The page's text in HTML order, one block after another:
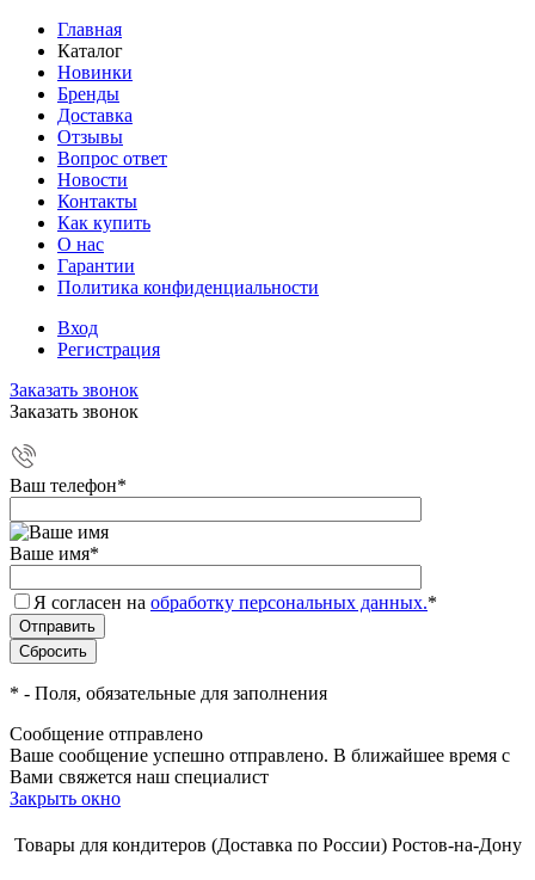
Главная
Каталог
Новинки
Бренды
Доставка
Отзывы
Вопрос ответ
Новости
Контакты
Как купить
О нас
Гарантии
Политика конфиденциальности
Вход
Регистрация
Заказать звонок
Заказать звонок
Ваш телефон*
Ваше имя*
Я согласен на обработку персональных данных.*
* - Поля, обязательные для заполнения
Сообщение отправлено
Ваше сообщение успешно отправлено. В ближайшее время с
Вами свяжется наш специалист
Закрыть окно
Товары для кондитеров (Доставка по России) Ростов-на-Дону